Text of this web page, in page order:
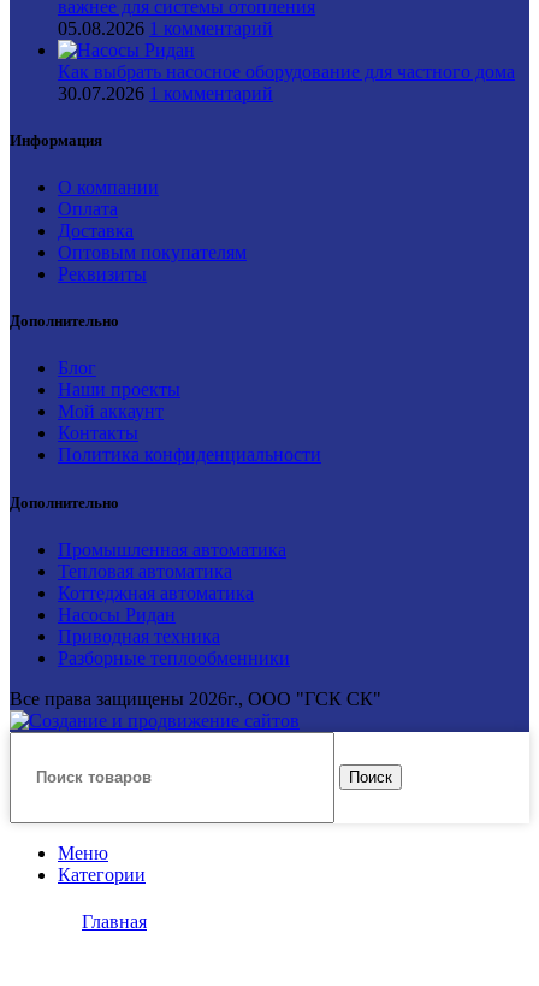
важнее для системы отопления
05.08.2026 1 комментарий
Как выбрать насосное оборудование для частного дома
30.07.2026 1 комментарий
Информация
О компании
Оплата
Доставка
Оптовым покупателям
Реквизиты
Дополнительно
Блог
Наши проекты
Мой аккаунт
Контакты
Политика конфиденциальности
Дополнительно
Промышленная автоматика
Тепловая автоматика
Коттеджная автоматика
Насосы Ридан
Приводная техника
Разборные теплообменники
Все права защищены 2026г., ООО "ГСК СК"
Поиск
Меню
Категории
Главная